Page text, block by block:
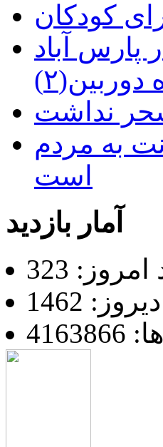
پارس آباد
دوربین(۲)
نداشت
به مردم
است
آمار بازدید
323
1462